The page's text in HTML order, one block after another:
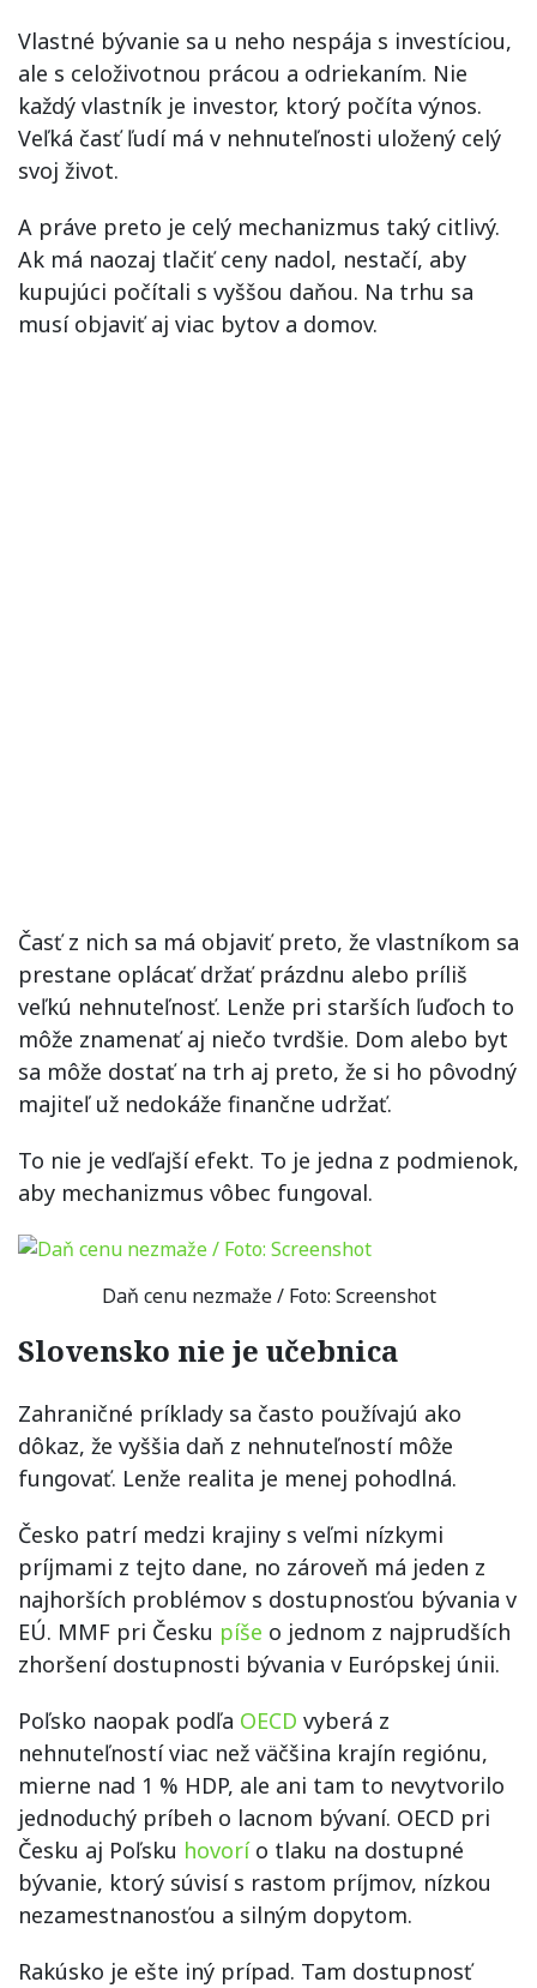
Vlastné bývanie sa u neho nespája s investíciou,
ale s celoživotnou prácou a odriekaním. Nie
každý vlastník je investor, ktorý počíta výnos.
Veľká časť ľudí má v nehnuteľnosti uložený celý
svoj život.
A práve preto je celý mechanizmus taký citlivý.
Ak má naozaj tlačiť ceny nadol, nestačí, aby
kupujúci počítali s vyššou daňou. Na trhu sa
musí objaviť aj viac bytov a domov.
Časť z nich sa má objaviť preto, že vlastníkom sa
prestane oplácať držať prázdnu alebo príliš
veľkú nehnuteľnosť. Lenže pri starších ľuďoch to
môže znamenať aj niečo tvrdšie. Dom alebo byt
sa môže dostať na trh aj preto, že si ho pôvodný
majiteľ už nedokáže finančne udržať.
To nie je vedľajší efekt. To je jedna z podmienok,
aby mechanizmus vôbec fungoval.
Daň cenu nezmaže / Foto: Screenshot
Slovensko nie je učebnica
Zahraničné príklady sa často používajú ako
dôkaz, že vyššia daň z nehnuteľností môže
fungovať. Lenže realita je menej pohodlná.
Česko patrí medzi krajiny s veľmi nízkymi
príjmami z tejto dane, no zároveň má jeden z
najhorších problémov s dostupnosťou bývania v
EÚ. MMF pri Česku píše o jednom z najprudších
zhoršení dostupnosti bývania v Európskej únii.
Poľsko naopak podľa OECD vyberá z
nehnuteľností viac než väčšina krajín regiónu,
mierne nad 1 % HDP, ale ani tam to nevytvorilo
jednoduchý príbeh o lacnom bývaní. OECD pri
Česku aj Poľsku hovorío tlaku na dostupné
bývanie, ktorý súvisí s rastom príjmov, nízkou
nezamestnanosťou a silným dopytom.
Rakúsko je ešte iný prípad. Tam dostupnosť